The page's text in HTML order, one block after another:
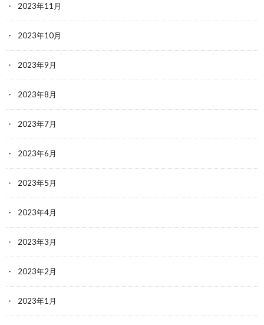
2023年11月
2023年10月
2023年9月
2023年8月
2023年7月
2023年6月
2023年5月
2023年4月
2023年3月
2023年2月
2023年1月